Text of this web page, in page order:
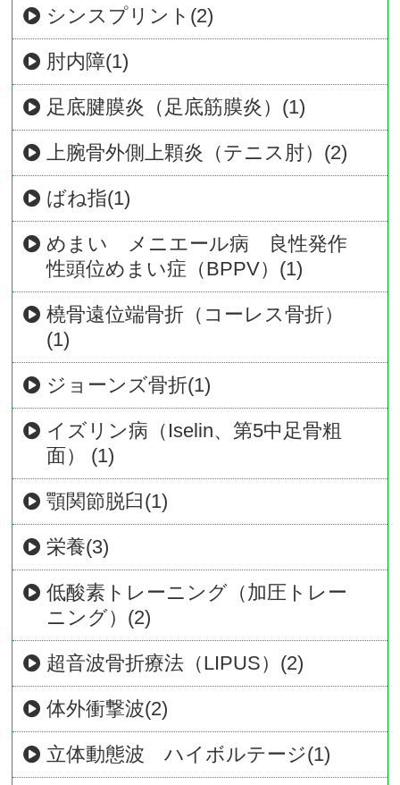
シンスプリント(2)
肘内障(1)
足底腱膜炎（足底筋膜炎）(1)
上腕骨外側上顆炎（テニス肘）(2)
ばね指(1)
めまい メニエール病 良性発作
性頭位めまい症（BPPV）(1)
橈骨遠位端骨折（コーレス骨折）
(1)
ジョーンズ骨折(1)
イズリン病（Iselin、第5中足骨粗
面） (1)
顎関節脱臼(1)
栄養(3)
低酸素トレーニング（加圧トレー
ニング）(2)
超音波骨折療法（LIPUS）(2)
体外衝撃波(2)
立体動態波 ハイボルテージ(1)